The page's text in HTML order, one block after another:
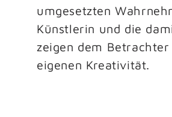
umgesetzten
Künstlerin und die
zeigen dem
eigenen Kreativität.